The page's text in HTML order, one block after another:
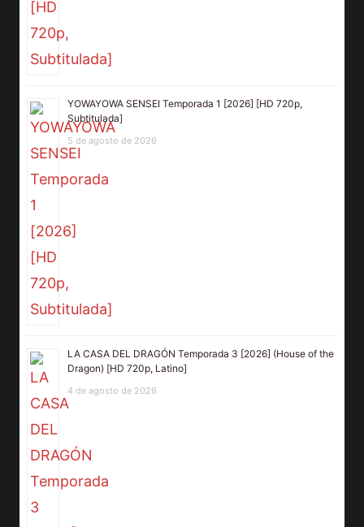
YOWAYOWA SENSEI Temporada 1 [2026] [HD 720p,
Subtitulada]
5 de agosto de 2026
LA CASA DEL DRAGÓN Temporada 3 [2026] (House of the
Dragon) [HD 720p, Latino]
4 de agosto de 2026